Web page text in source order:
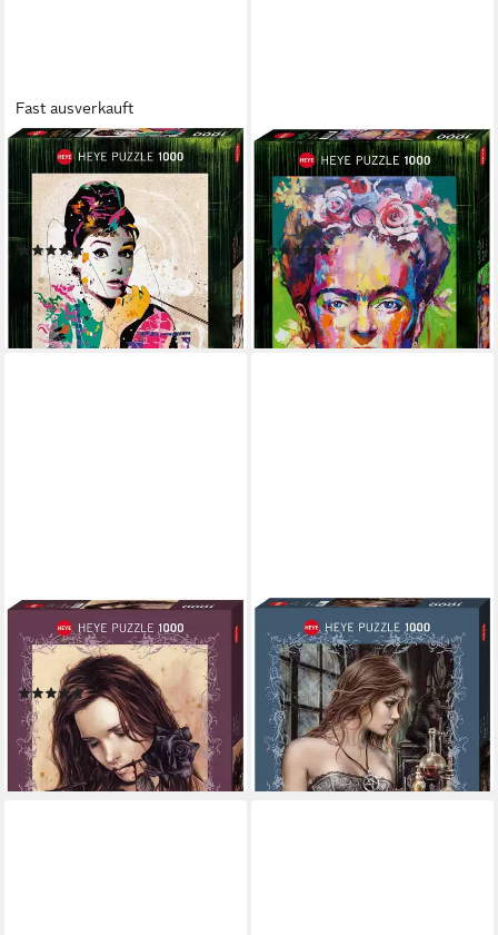
Fast ausverkauft
HEYE
Puzzle People by Johnny
Cheuk, Audrey, 1000
Puzzleteile, Made in Germany
(4)
ab 16,29 € UVP18,29 €
-11%
lieferbar - in 6-8 Werktagen bei dir
HEYE
Puzzle People by Voka, Frida,
1000 Puzzleteile, Made in
Germany
(3)
ab 16,33 € UVP18,29 €
-11%
lieferbar - in 6-8 Werktagen bei dir
Puzzle Dark Rose, 1000
Puzzleteile, Made in Germany
(1)
ab 15,86 € UVP18,29 €
-13%
lieferbar - in 6-8 Werktagen bei dir
Puzzle Poison, 1000
Puzzleteile, Made in Germany
ab 15,87 € UVP18,29 €
-13%
lieferbar - in 6-8 Werktagen bei dir